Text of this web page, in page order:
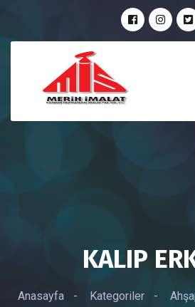
KALIP
Anasayfa - Kategoriler -